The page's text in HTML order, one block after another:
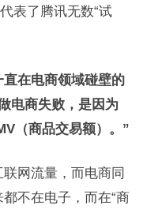
表了腾讯无数“试
在电商领域碰壁的
电商失败，是因为
（商品交易额）。”
网流量，而电商同
不在电子，而在“商